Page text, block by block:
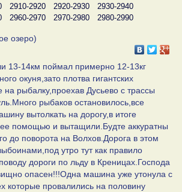
2910-2920 2920-2930
2930-2940
2960-2970 2970-2980 2980-2990
озеро)
13-14км поймал примерно 12-13кг
окуня,зато плотва гигантских
на рыбалку,проехав Дусьево с трассы
рыбаков остановилось,все
вытолкать на дорогу,в итоге
помощью и вытащили.Будте аккуратны
до поворота на Волхов.Дорога в этом
утро тут как правило
дороги по льду в Креницах.Господа
опасен!!!Одна машина уже утонула с
которые провалились на половину